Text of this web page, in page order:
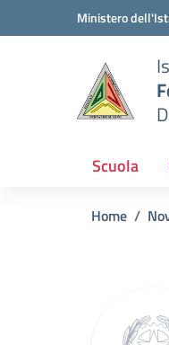
Vai ai contenuti
Vai al menu di navigazione
Ministero
Scuola
Home